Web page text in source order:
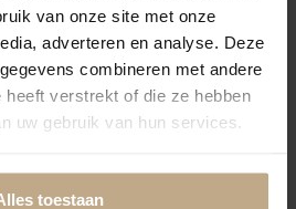
van onze site met onze
adverteren en analyse. Deze
combineren met andere
heeft verstrekt of die ze hebben
uw gebruik van hun services.
toestaan